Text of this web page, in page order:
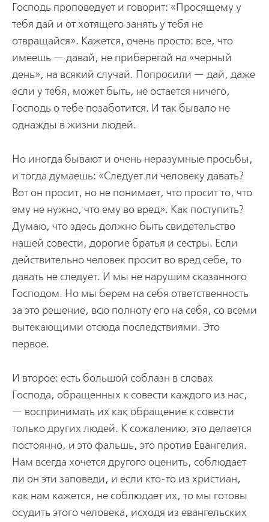
Господь проповедует и говорит: «Просящему у
тебя дай и от хотящего занять у тебя не
отвращайся». Кажется, очень просто: все, что
имеешь — давай, не приберегай на «черный
день», на всякий случай. Попросили — дай, даже
если у тебя, может быть, не остается ничего,
Господь о тебе позаботится. И так бывало не
однажды в жизни людей.
Но иногда бывают и очень неразумные просьбы,
и тогда думаешь: «Следует ли человеку давать?
Вот он просит, но не понимает, что просит то, что
ему не нужно, что ему во вред». Как поступить?
Думаю, что здесь должно быть свидетельство
нашей совести, дорогие братья и сестры. Если
действительно человек просит во вред себе, то
давать не следует. И мы не нарушим сказанного
Господом. Но мы берем на себя ответственность
за это решение, всю полноту его на себя, со всеми
вытекающими отсюда последствиями. Это
первое.
И второе: есть большой соблазн в словах
Господа, обращенных к совести каждого из нас,
— воспринимать их как обращение к совести
только других людей. К сожалению, это делается
постоянно, и это фальшь, это против Евангелия.
Нам всегда хочется другого оценить, соблюдает
ли он эти заповеди, и если кто-то из христиан,
как нам кажется, не соблюдает их, то мы готовы
осудить этого человека, исходя из евангельских